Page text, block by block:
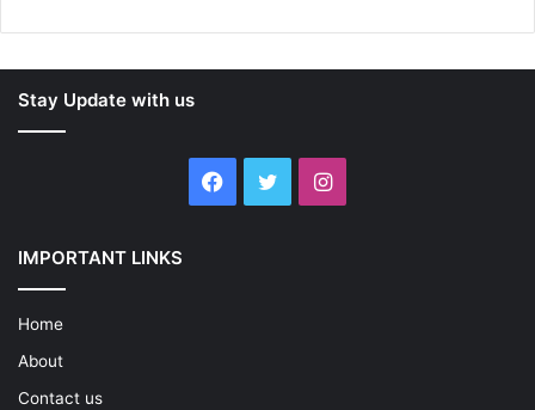
Stay Update with us
Facebook
TwitterInstagram
IMPORTANT LINKS
Home
About
Contact us